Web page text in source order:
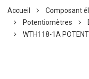
Accueil Composant
Potentiomètres
WTH118-1A